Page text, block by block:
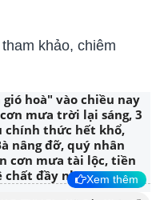
khảo, chiêm
hoà" vào chiều nay
mưa trời lại sáng, 3
chính thức hết khổ,
nâng đỡ, quý nhân
cơn mưa tài lộc, tiền
chất đầy nhàXem thêm